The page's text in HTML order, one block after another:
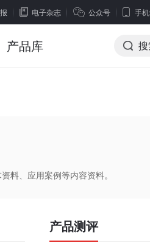
电子杂志 公众号 手
产品库
料、应用案例等内容资料。
产品测评